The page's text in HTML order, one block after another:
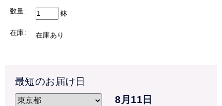
更になる場合もございます。予めご了承ください。
文頂けます。
停止の可能性がある地域へのお届けの場合も、急ぎのご注
文ではない場合には、なるべく気温が高い日を避けて配送
数量: 鉢
在庫: 在庫あり
最短のお届け日
8月11日